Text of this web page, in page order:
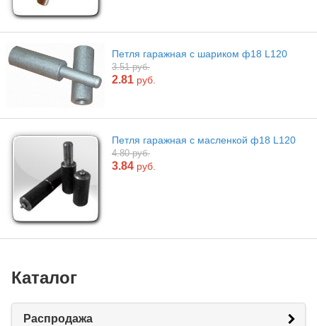
Петля гаражная с шариком ф18 L120
3.51 руб.
2.81 руб.
Петля гаражная с масленкой ф18 L120
4.80 руб.
3.84 руб.
Каталог
Распродажа